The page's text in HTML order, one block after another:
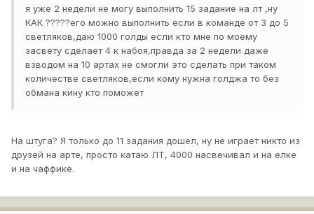
я уже 2 недели не могу выполнить 15 задание на лт ,ну
КАК ?????его можно выполнить если в команде от 3 до 5
светляков,даю 1000 голды если кто мне по моему
засвету сделает 4 к набоя,правда за 2 недели даже
взводом на 10 артах не смогли это сделать при таком
количестве светляков,если кому нужна голджа то без
обмана кину кто поможет
На штуга? Я только до 11 задания дошел, ну не играет никто из
друзей на арте, просто катаю ЛТ, 4000 насвечивал и на елке
и на чаффике.